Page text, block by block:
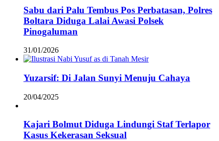
Sabu dari Palu Tembus Pos Perbatasan, Polres
Boltara Diduga Lalai Awasi Polsek
Pinogaluman
31/01/2026
Yuzarsif: Di Jalan Sunyi Menuju Cahaya
20/04/2025
Kajari Bolmut Diduga Lindungi Staf Terlapor
Kasus Kekerasan Seksual